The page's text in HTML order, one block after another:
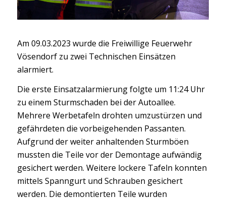
Am 09.03.2023 wurde die Freiwillige Feuerwehr
Vösendorf zu zwei Technischen Einsätzen
Die erste Einsatzalarmierung folgte um 11:24 Uhr
zu einem Sturmschaden bei der Autoallee.
Mehrere Werbetafeln drohten umzustürzen und
gefährdeten die vorbeigehenden Passanten.
Aufgrund der weiter anhaltenden Sturmböen
mussten die Teile vor der Demontage aufwändig
gesichert werden. Weitere lockere Tafeln konnten
mittels Spanngurt und Schrauben gesichert